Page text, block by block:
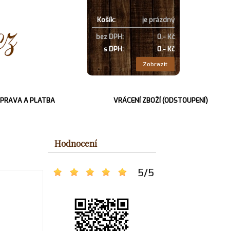
Košík:
je prázdný
bez DPH:
0.- Kč
s DPH:
0.- Kč
Zobrazit
A PLATBA VRÁCENÍ ZBOŽÍ (ODSTOUPENÍ)
Hodnocení
5/5